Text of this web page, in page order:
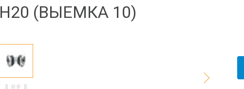
H20 (ВЫЕМКА 10)